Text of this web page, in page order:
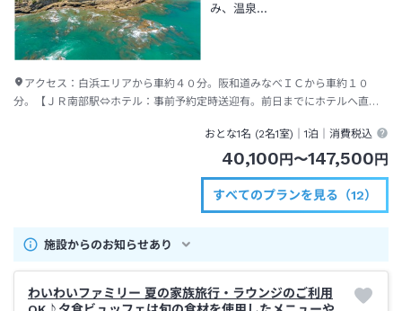
み、温泉…
アクセス： 白浜エリアから車約４０分。阪和道みなべＩＣから車約１０
分。【ＪＲ南部駅⇔ホテル：事前予約定時送迎有。前日までにホテルへ直接
おとな1名 (2名1室)｜1泊 ｜消費税込
40,100 円 〜147,500 円
すべてのプランを見る（12）
施設からのお知らせあり
わいわいファミリー 夏の家族旅行・ラウンジのご利用